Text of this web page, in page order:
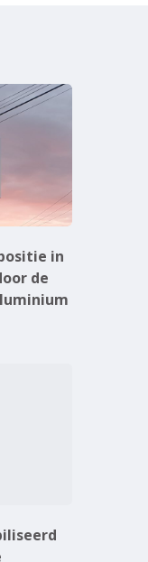
in
de